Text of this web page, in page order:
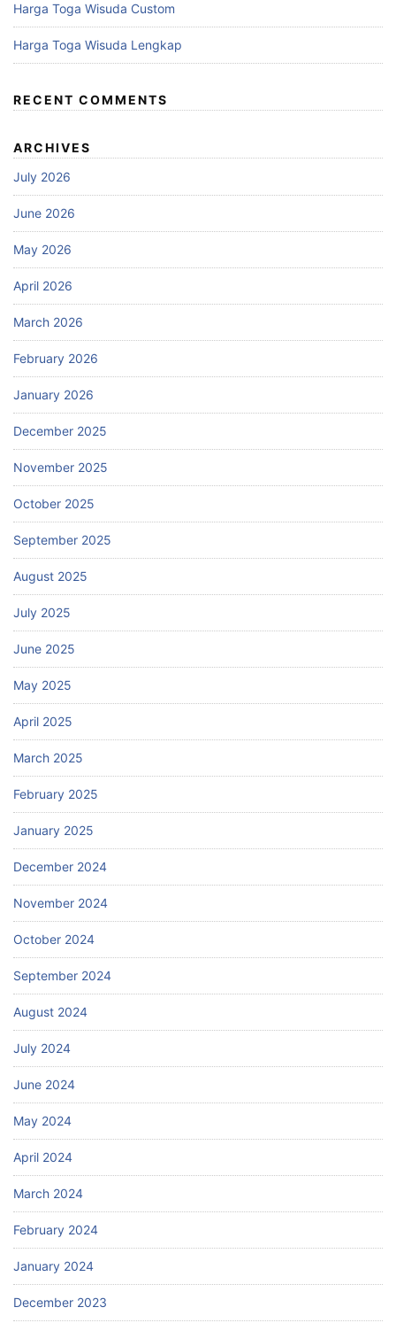
Harga Toga Wisuda Custom
Harga Toga Wisuda Lengkap
RECENT COMMENTS
ARCHIVES
July 2026
June 2026
May 2026
April 2026
March 2026
February 2026
January 2026
December 2025
November 2025
October 2025
September 2025
August 2025
July 2025
June 2025
May 2025
April 2025
March 2025
February 2025
January 2025
December 2024
November 2024
October 2024
September 2024
August 2024
July 2024
June 2024
May 2024
April 2024
March 2024
February 2024
January 2024
December 2023